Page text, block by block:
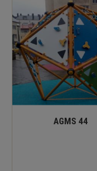
AGMS 44